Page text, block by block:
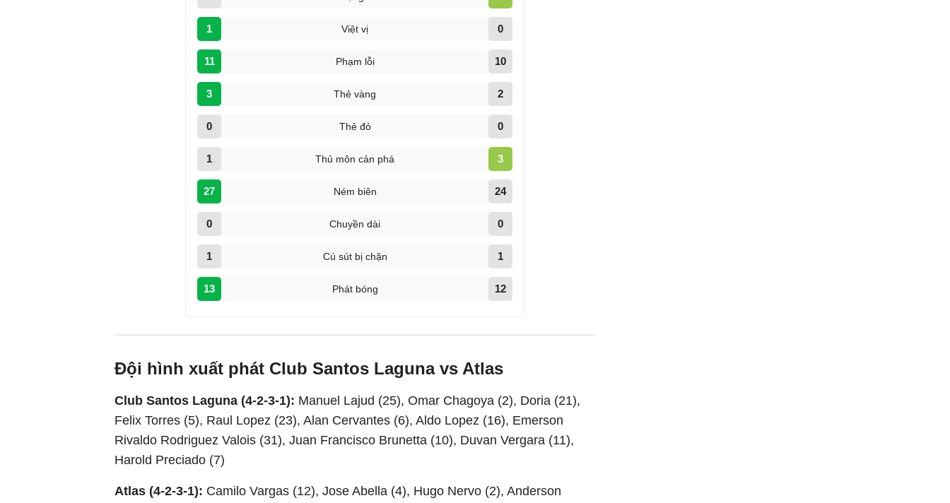
1 Việt vị 0
11 Phạm lỗi 10
3 Thẻ vàng 2
0 Thẻ đỏ 0
1 Thủ môn cản phá 3
27 Ném biên 24
0 Chuyền dài 0
1 Cú sút bị chặn 1
13 Phát bóng 12
Đội hình xuất phát Club Santos Laguna vs Atlas
Club Santos Laguna (4-2-3-1): Manuel Lajud (25), Omar Chagoya (2), Doria (21),
Felix Torres (5), Raul Lopez (23), Alan Cervantes (6), Aldo Lopez (16), Emerson
Rivaldo Rodriguez Valois (31), Juan Francisco Brunetta (10), Duvan Vergara (11),
Harold Preciado (7)
Atlas (4-2-3-1): Camilo Vargas (12), Jose Abella (4), Hugo Nervo (2), Anderson